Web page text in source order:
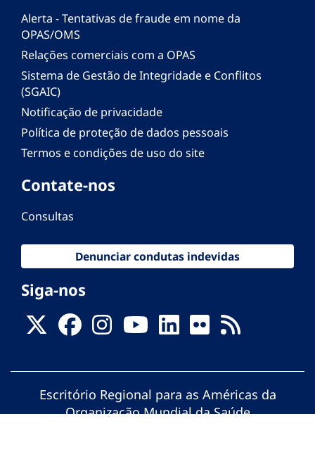
Alerta - Tentativas de fraude em nome da
OPAS/OMS
Relações comerciais com a OPAS
Sistema de Gestão de Integridade e Conflitos
(SGAIC)
Notificação de privacidade
Política de proteção de dados pessoais
Termos e condições de uso do site
Contate-nos
Consultas
Denunciar condutas indevidas
Siga-nos
Escritório Regional para as Américas da
Organização Mundial da Saúde